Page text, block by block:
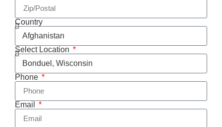
Country
Select Location
Phone
Email